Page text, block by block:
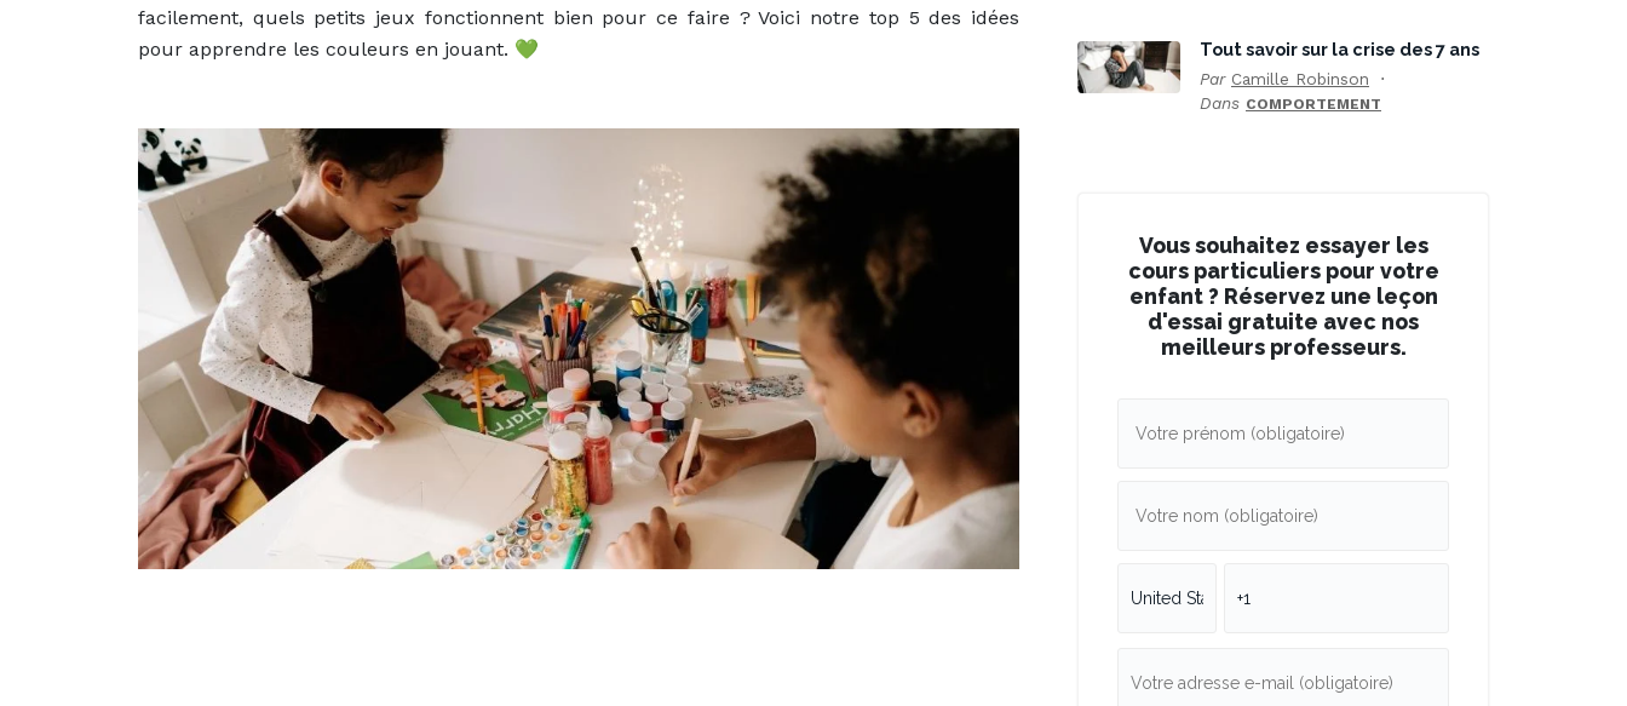
facilement, quels petits jeux fonctionnent bien pour ce faire ? Voici notre top 5 des idées
pour apprendre les couleurs en jouant. 💚
Tout savoir sur la crise des 7 ans
Par Camille Robinson
Dans COMPORTEMENT
Vous souhaitez essayer les
cours particuliers pour votre
enfant ? Réservez une leçon
d'essai gratuite avec nos
meilleurs professeurs.